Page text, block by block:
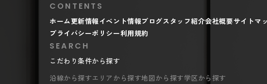
CONTENTS
ホーム更新情報イベント情報ブログスタッフ紹介会社概要サイトマ
プライバシーポリシー利用規約
SEARCH
こだわり条件から探す
沿線から探すエリアから探す地図から探す学区から探す